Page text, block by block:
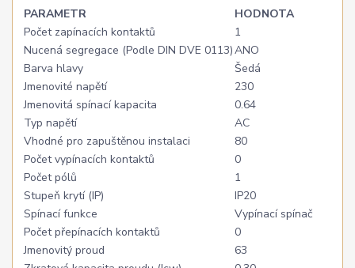
PARAMETR
HODNOTA
Počet zapínacích kontaktů
1
Nucená segregace (Podle DIN DVE 0113)ANO
Barva hlavy
Šedá
Jmenovité napětí
230
Jmenovitá spínací kapacita
0.64
Typ napětí
AC
Vhodné pro zapuštěnou instalaci
80
Počet vypínacích kontaktů
0
Počet pólů
1
Stupeň krytí (IP)
IP20
Spínací funkce
Vypínací spínač
Počet přepínacích kontaktů
0
Jmenovitý proud
63